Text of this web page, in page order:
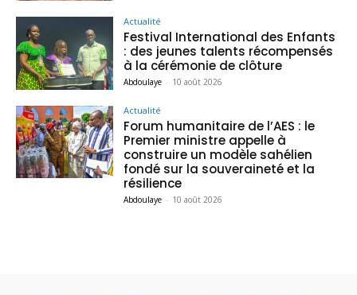
Actualité
Festival International des Enfants
: des jeunes talents récompensés
à la cérémonie de clôture
Abdoulaye - 10 août 2026
Actualité
Forum humanitaire de l’AES : le
Premier ministre appelle à
construire un modèle sahélien
fondé sur la souveraineté et la
résilience
Abdoulaye - 10 août 2026